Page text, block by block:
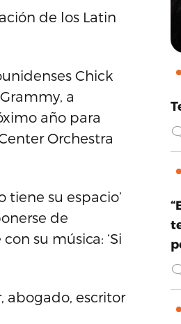
de los Latin
Chick
a
año para
Orchestra
su espacio’
de
su música: ‘Si
abogado, escritor